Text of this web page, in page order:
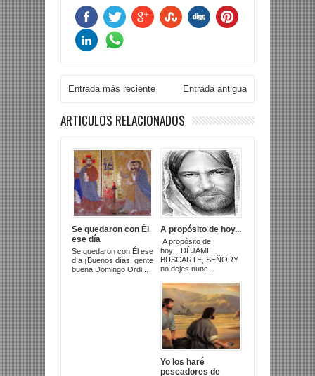
Entrada más reciente Entrada antigua
ARTICULOS RELACIONADOS
Se quedaron con Él
ese día
Se quedaron con Él ese
día ¡Buenos días, gente
buena!Domingo Ordi...
A propósito de hoy...
A propósito de
hoy... DÉJAME
BUSCARTE, SEÑORY
no dejes nunc...
Yo los haré
pescadores de